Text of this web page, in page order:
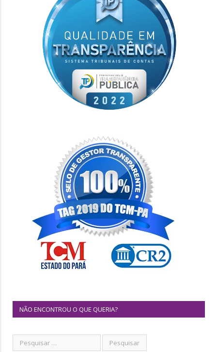
NÃO ENCONTROU O QUE QUERIA?